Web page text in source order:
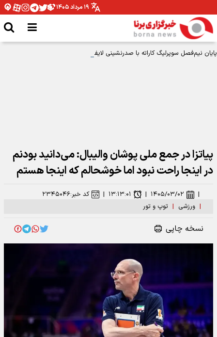
۱۹ مرداد ۱۴۰۵
پایان نیم‌فصل سوپرلیگ کاراته با صدرنشینی لایف استار
پیاتزا در جمع ملی پوشان والیبال: می‌دانید بودنم
در اینجا راحت نبود اما خوشحالم که اینجا هستم
| ورزشی | توپ و تور
| ۱۴۰۵/۰۳/۰۲ | ۱۳:۱۳:۰۱ | کد خبر:۲۳۴۵۰۴۶
نسخه چاپی